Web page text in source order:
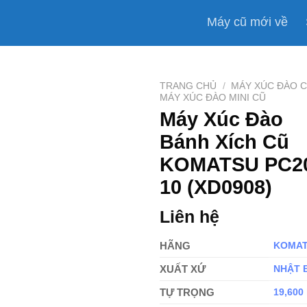
Máy cũ mới về
TRANG CHỦ / MÁY XÚC ĐÀO
MÁY XÚC ĐÀO MINI CŨ
Máy Xúc Đào
Bánh Xích Cũ
KOMATSU
10 (XD0908)
Liên hệ
HÃNG
XUẤT XỨ NHẬT
TỰ TRỌNG 19,600